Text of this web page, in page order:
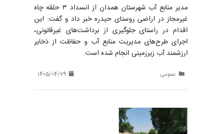
مدیر منابع آب شهرستان همدان از انسداد ۳ حلقه چاه
غیرمجاز در اراضی روستای حیدره خبر داد و گفت: این
اقدام در راستای جلوگیری از برداشت‌های غیرقانونی،
اجرای طرح‌های مدیریت منابع آب و حفاظت از ذخایر
ارزشمند آب زیرزمینی انجام شده است.
عمومی